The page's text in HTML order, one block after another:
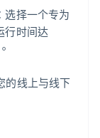
选择一个专为
行时间达
的线上与线下